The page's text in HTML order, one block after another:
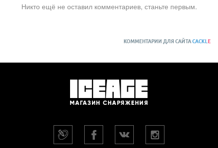
Никто ещё не оставил комментариев, станьте первым.
КОММЕНТАРИИ ДЛЯ САЙТАCACKL E